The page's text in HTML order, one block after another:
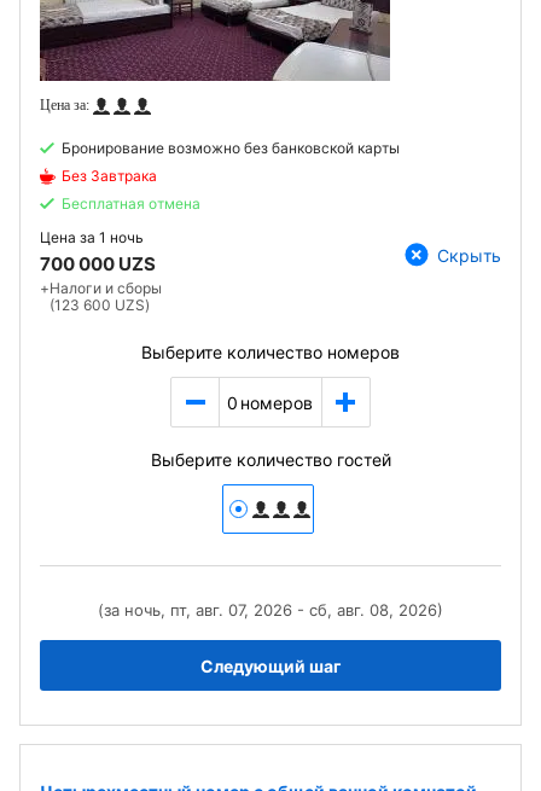
Бронирование возможно без банковской карты
Без Завтрака
Бесплатная отмена
Цена за 1 ночь
700 000 UZS
+Налоги и сборы
(123 600 UZS)
Скрыть
Выберите количество номеров
0 номеров
Выберите количество гостей
(за ночь, пт, авг. 07, 2026 - сб, авг. 08, 2026)
Следующий шаг